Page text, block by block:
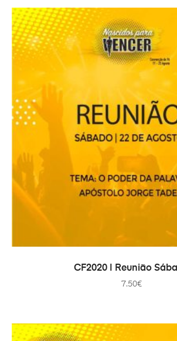
IN DEN WARENKORB
CF2020 | Reunião
7.50€